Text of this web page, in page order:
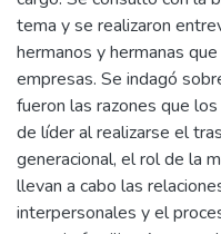
tema y se realizaron
hermanos y hermanas
empresas. Se indagó
fueron las razones que
de líder al realizarse el
generacional, el rol de la
llevan a cabo las
interpersonales y el